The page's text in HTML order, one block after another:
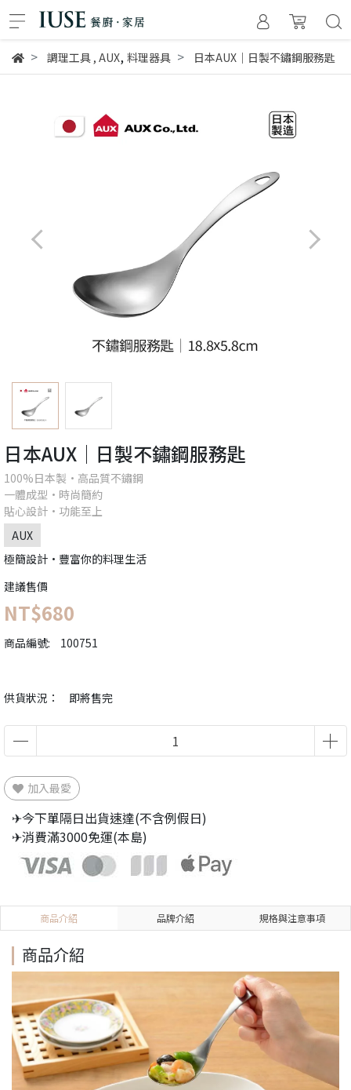
調理工具, AUX, 料理器具 日本AUX│日製不鏽鋼服務匙
日本AUX│日製不鏽鋼服務匙
100%日本製•高品質不鏽鋼
一體成型•時尚簡約
貼心設計•功能至上
AUX
極簡設計•豐富你的料理生活
建議售價
NT$680
商品編號: 100751
供貨狀況： 即將售完
加入最愛
✈今下單隔日出貨速達(不含例假日)
✈消費滿3000免運(本島)
商品介紹 品牌介紹 規格與注意事項
商品介紹